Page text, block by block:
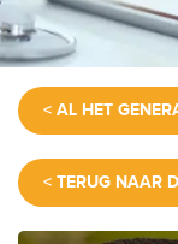
< AL HET
< TERUG NAAR